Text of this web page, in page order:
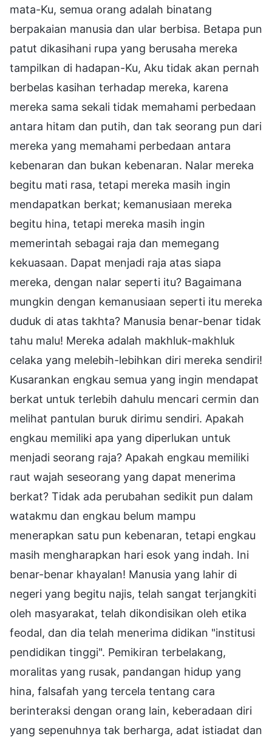
mata-Ku, semua orang adalah binatang
berpakaian manusia dan ular berbisa. Betapa pun
patut dikasihani rupa yang berusaha mereka
tampilkan di hadapan-Ku, Aku tidak akan pernah
berbelas kasihan terhadap mereka, karena
mereka sama sekali tidak memahami perbedaan
antara hitam dan putih, dan tak seorang pun dari
mereka yang memahami perbedaan antara
kebenaran dan bukan kebenaran. Nalar mereka
begitu mati rasa, tetapi mereka masih ingin
mendapatkan berkat; kemanusiaan mereka
begitu hina, tetapi mereka masih ingin
memerintah sebagai raja dan memegang
kekuasaan. Dapat menjadi raja atas siapa
mereka, dengan nalar seperti itu? Bagaimana
mungkin dengan kemanusiaan seperti itu mereka
duduk di atas takhta? Manusia benar-benar tidak
tahu malu! Mereka adalah makhluk-makhluk
celaka yang melebih-lebihkan diri mereka sendiri!
Kusarankan engkau semua yang ingin mendapat
berkat untuk terlebih dahulu mencari cermin dan
melihat pantulan buruk dirimu sendiri. Apakah
engkau memiliki apa yang diperlukan untuk
menjadi seorang raja? Apakah engkau memiliki
raut wajah seseorang yang dapat menerima
berkat? Tidak ada perubahan sedikit pun dalam
watakmu dan engkau belum mampu
menerapkan satu pun kebenaran, tetapi engkau
masih mengharapkan hari esok yang indah. Ini
benar-benar khayalan! Manusia yang lahir di
negeri yang begitu najis, telah sangat terjangkiti
oleh masyarakat, telah dikondisikan oleh etika
feodal, dan dia telah menerima didikan "institusi
pendidikan tinggi". Pemikiran terbelakang,
moralitas yang rusak, pandangan hidup yang
hina, falsafah yang tercela tentang cara
berinteraksi dengan orang lain, keberadaan diri
yang sepenuhnya tak berharga, adat istiadat dan